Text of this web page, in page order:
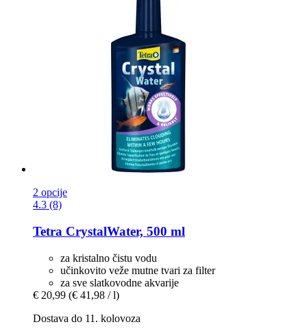
2 opcije
4.3 (8)
Tetra CrystalWater, 500 ml
za kristalno čistu vodu
učinkovito veže mutne tvari za filter
za sve slatkovodne akvarije
€ 20,99 (€ 41,98 / l)
Dostava do 11. kolovoza